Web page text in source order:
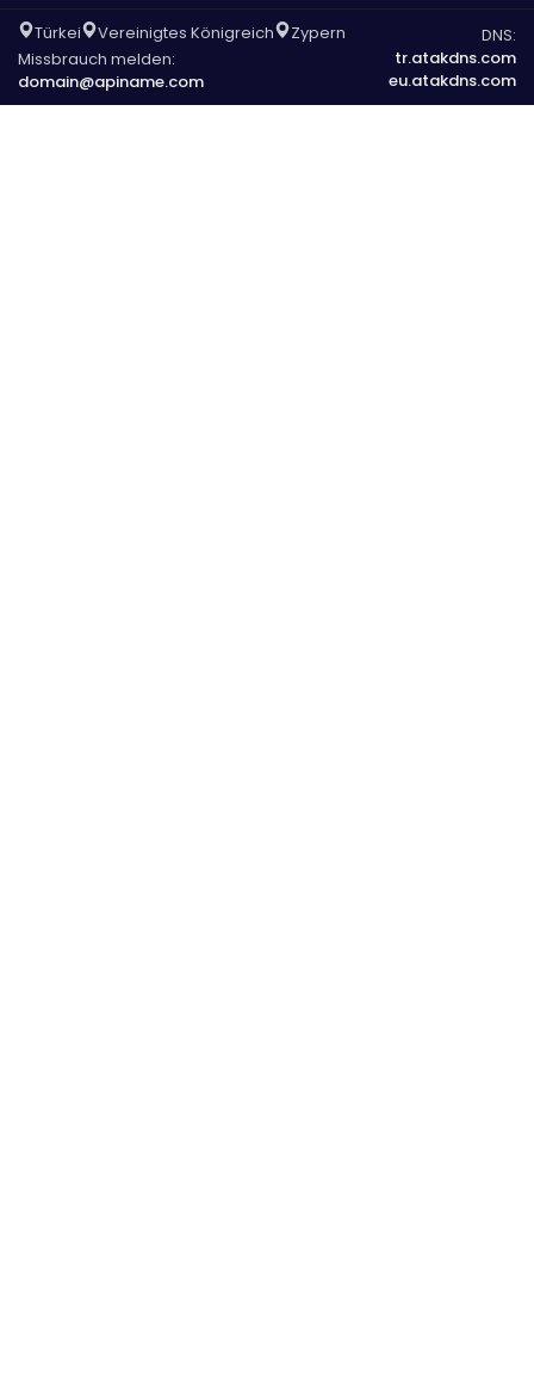
Türkei Vereinigtes Königreich
Zypern
Missbrauch melden:
domain@apiname.com
DNS:
tr.atakdns.com
eu.atakdns.com